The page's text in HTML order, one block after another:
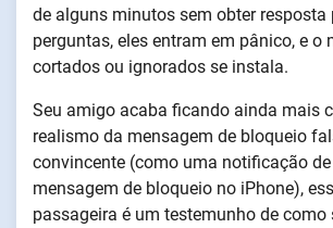
de alguns minutos sem obter resposta
perguntas, eles entram em pânico, e o
cortados ou ignorados se instala.
Seu amigo acaba ficando ainda mais
realismo da mensagem de bloqueio
convincente (como uma notificação
mensagem de bloqueio no iPhone),
passageira é um testemunho de como